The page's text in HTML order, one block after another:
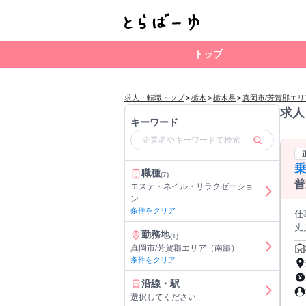
トップ
求人・転職トップ>栃木 >栃木県>真岡市/芳賀郡エ
キーワード
職種(7)
エステ・ネイル・リラクゼーショ
ン
条件をクリア
勤務地(1)
真岡市/芳賀郡エリア（南部）
条件をクリア
沿線・駅
選択してください
求
仕事内
丈
ー
✅将来は
計） 馬
に